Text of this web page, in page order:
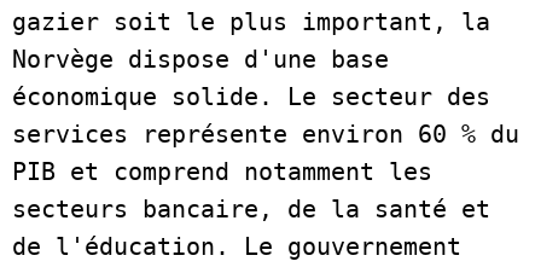
gazier soit le plus important, la
Norvège dispose d'une base
économique solide. Le secteur des
services représente environ 60 % du
PIB et comprend notamment les
secteurs bancaire, de la santé et
de l'éducation. Le gouvernement